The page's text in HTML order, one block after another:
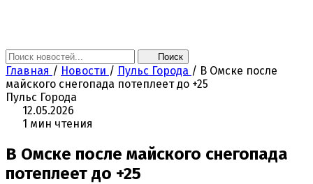
Поиск
Главная / Новости / Пульс Города / В Омске после
майского снегопада потеплеет до +25
Пульс Города
12.05.2026
1 мин чтения
В Омске после майского снегопада
потеплеет до +25